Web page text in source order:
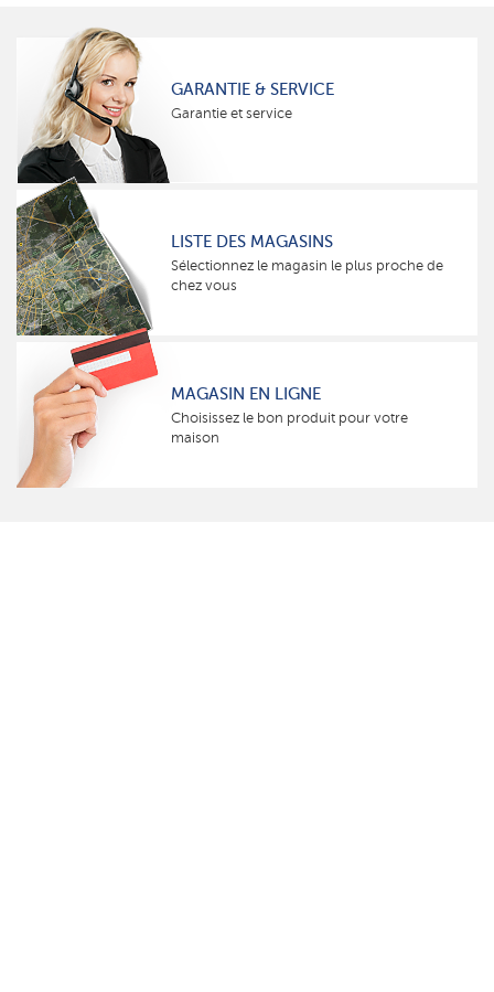
GARANTIE & SERVICE
Garantie et service
LISTE DES MAGASINS
Sélectionnez le magasin le plus proche de
chez vous
MAGASIN EN LIGNE
Choisissez le bon produit pour votre
maison